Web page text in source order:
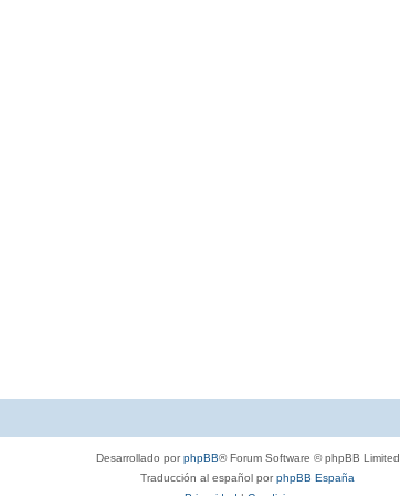
Desarrollado porphpBB® Forum Software © phpBB Limited
Traducción al español porphpBB España